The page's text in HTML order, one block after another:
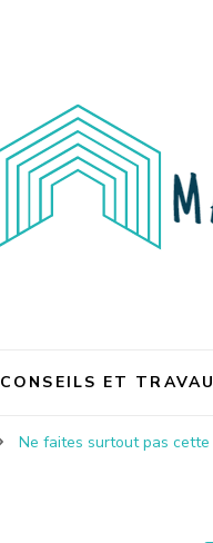
CONSEILS ET
Ne faites surtout pas